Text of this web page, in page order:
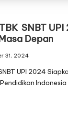
SNBT
Depan
31, 2024
UPI 2024
Indonesia